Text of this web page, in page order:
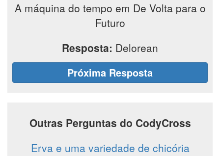
A máquina do tempo em De Volta para o
Futuro
Resposta: Delorean
Próxima Resposta
Outras Perguntas do CodyCross
Erva e uma variedade de chicória